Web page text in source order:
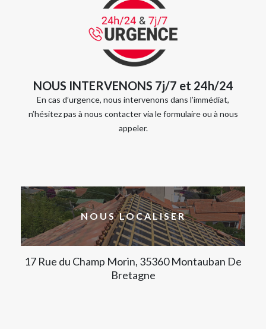
NOUS INTERVENONS 7j/7 et 24h/24
En cas d’urgence, nous intervenons dans l’immédiat,
n’hésitez pas à nous contacter via le formulaire ou à nous
appeler.
NOUS LOCALISER
17 Rue du Champ Morin, 35360 Montauban De
Bretagne